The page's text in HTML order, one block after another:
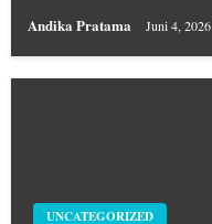
Andika Pratama Juni 4, 2026
UNCATEGORIZED